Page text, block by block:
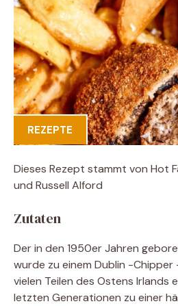
REZEPTE
Dieses Rezept stammt von Hot
und Russell Alford
Zutaten
Der in den 1950er Jahren
wurde zu einem Dublin -Chipper
vielen Teilen des Ostens Irlands
letzten Generationen zu einer